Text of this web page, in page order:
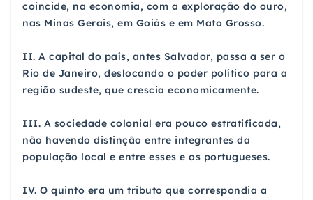
coincide, na economia, com a exploração do ouro,
nas Minas Gerais, em Goiás e em Mato Grosso.
II. A capital do país, antes Salvador, passa a ser o
Rio de Janeiro, deslocando o poder político para a
região sudeste, que crescia economicamente.
III. A sociedade colonial era pouco estratificada,
não havendo distinção entre integrantes da
população local e entre esses e os portugueses.
IV. O quinto era um tributo que correspondia a